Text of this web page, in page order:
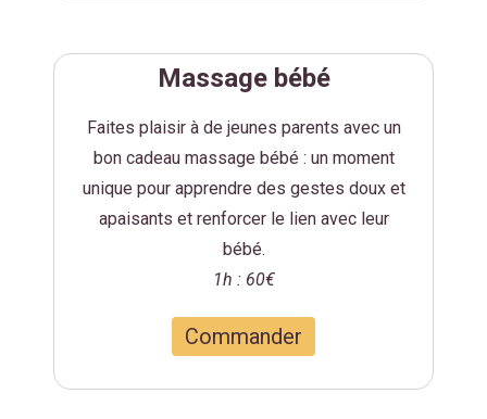
Massage bébé
Faites plaisir à de jeunes parents avec un
bon cadeau massage bébé : un moment
unique pour apprendre des gestes doux et
apaisants et renforcer le lien avec leur
bébé.
1h : 60€
Commander